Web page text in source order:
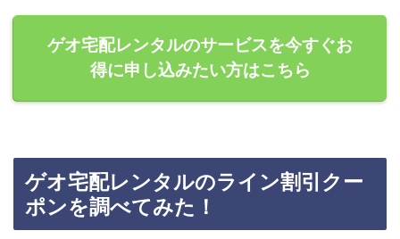
ゲオ宅配レンタルのサービスを今すぐお
得に申し込みたい方はこちら
ゲオ宅配レンタルのライン割引クー
ポンを調べてみた！